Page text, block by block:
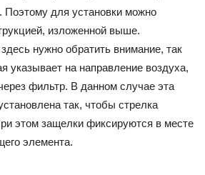
Поэтому для установки можно
изложенной выше.
нужно обратить внимание, так
указывает на направление воздуха,
фильтр. В данном случае эта
так, чтобы стрелка
этом защелки фиксируются в месте
элемента.